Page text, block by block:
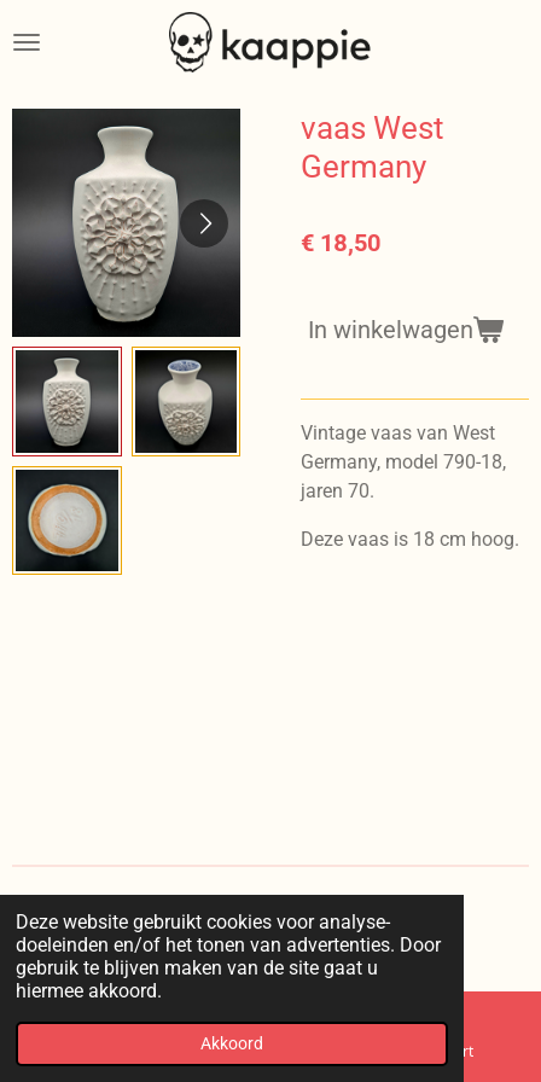
Deze website gebruikt cookies voor analyse-
doeleinden en/of het tonen van advertenties. Door
gebruik te blijven maken van de site gaat u
hiermee akkoord.
Akkoord
direct
de
hoofdinhoud
vaas West
Germany
€ 18,50
In winkelwagen
Vintage vaas van West
Germany, model 790-18,
jaren 70.
Deze vaas is 18 cm hoog.
I
n
s
t
a
r
© 2025 kaappie /voorwaarden /privacy/retourneren
Telefoonnummer Kaart